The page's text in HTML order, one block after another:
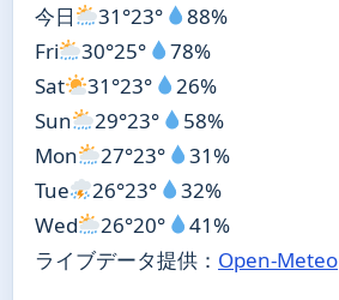
今日
31°23°
88%
Fri
30°25°
78%
Sat
31°23°
26%
Sun
29°23°
58%
Mon
27°23°
31%
Tue
26°23°
32%
Wed
26°20°
41%
ライブデータ提供： Open-Meteo